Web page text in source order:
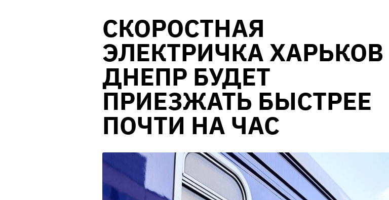
СКОРОСТНАЯ
ЭЛЕКТРИЧКА ХАРЬКОВ
ДНЕПР БУДЕТ
ПРИЕЗЖАТЬ БЫСТРЕЕ
ПОЧТИ НА ЧАС